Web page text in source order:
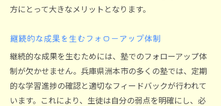
方にとって大きなメリットとなります。
継続的な成果を生むフォローアップ体制
継続的な成果を生むためには、塾でのフォローアップ体
制が欠かせません。兵庫県洲本市の多くの塾では、定期
的な学習進捗の確認と適切なフィードバックが行われて
います。これにより、生徒は自分の弱点を明確にし、必